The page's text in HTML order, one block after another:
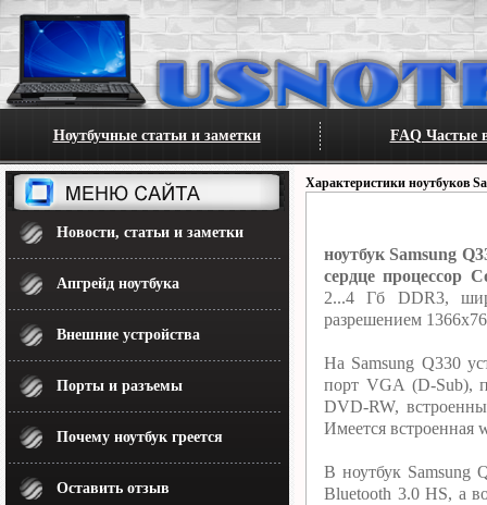
Ноутбучные статьи и заметки FAQ Частые
Новости, статьи и заметки
Апгрейд ноутбука
Внешние устройства
Порты и разъемы
Почему ноутбук греется
Оставить отзыв
Характеристики ноутбуков
ноутбук Samsung
сердце процессор
2...4 Гб DDR3,
разрешением
На Samsung Q330
порт VGA (D-Sub),
DVD-RW,
Имеется встроенная
В ноутбук Samsung
Bluetooth 3.0 HS, а